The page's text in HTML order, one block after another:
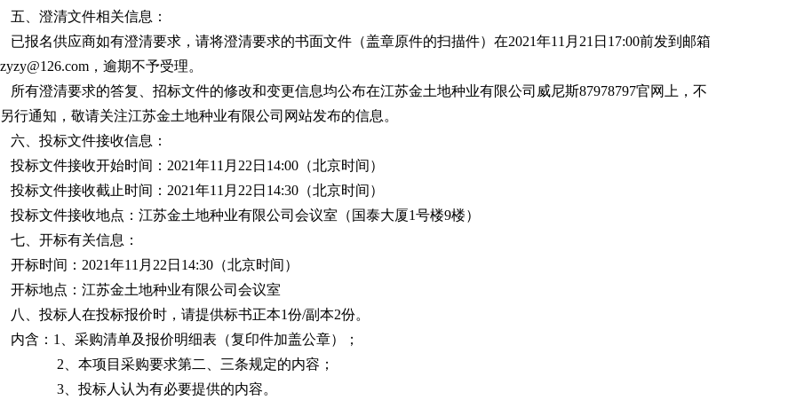
五、澄清文件相关信息：
已报名供应商如有澄清要求，请将澄清要求的书面文件（盖章原件的扫描件）在2021年11 月 21 日 17:00前发到邮箱
，逾期不予受理。
所有澄清要求的答复、招标文件的修改和变更信息均公布在江苏金土地种业有限公司威尼斯87978797官网上，不
行通知，敬请关注江苏金土地种业有限公司网站发布的信息。
六、投标文件接收信息：
投标文件接收开始时间： 2021年11 月 22 日 14:00（北京时间）
投标文件接收截止时间： 2021年11 月 22 日 14:30（北京时间）
投标文件接收地点：江苏金土地种业有限公司会议室（ 国泰大厦1号楼9楼）
七、开标有关信息：
开标时间： 2021年11 月 22 日 14:30（北京时间）
开标地点：江苏金土地种业有限公司会议室
八、投标人在投标报价时，请提供标书正本1份/副本2份。
内含： 1、采购清单及报价明细表（复印件加盖公章）；
2、本项目采购要求第二、三条规定的内容 ；
3、投标人认为有必要提供的内容。